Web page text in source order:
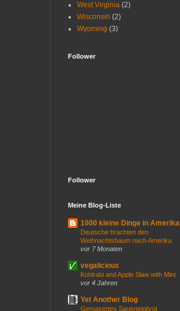
West Virginia (2)
Wisconsin (2)
Wyoming (3)
Follower
Follower
Meine Blog-Liste
1000 kleine Dinge in Amerika
Deutsche brachten den
Weihnachtsbaum nach Amerika
vor 7 Monaten
vegalicious
Kohlrabi and Apple Slaw with Mint
vor 4 Jahren
Yet Another Blog
Gemasertes Sauerteigbrot